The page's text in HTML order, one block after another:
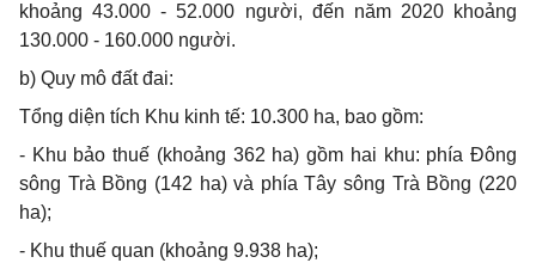
khoảng 43.000 - 52.000 người, đến năm 2020 khoảng
130.000 - 160.000 người.
b) Quy mô đất đai:
Tổng diện tích Khu kinh tế: 10.300 ha, bao gồm:
- Khu bảo thuế (khoảng 362 ha) gồm hai khu: phía Đông
sông Trà Bồng (142 ha) và phía Tây sông Trà Bồng (220
ha);
- Khu thuế quan (khoảng 9.938 ha);